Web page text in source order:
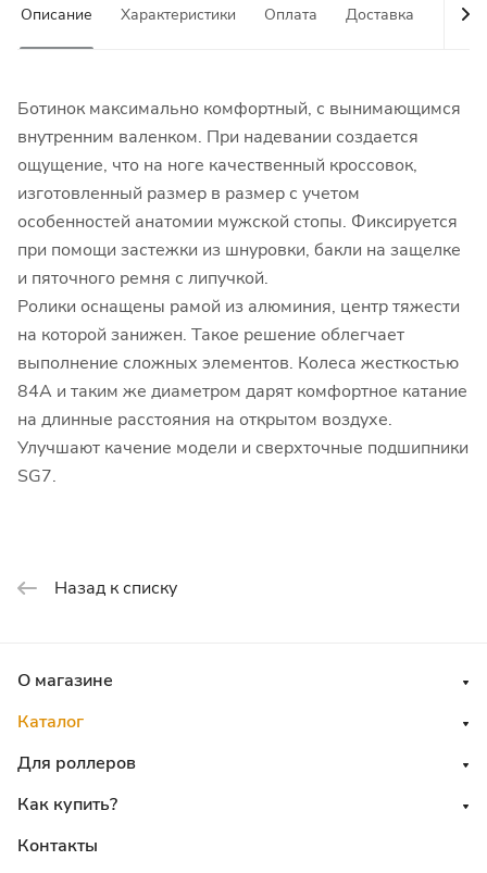
Описание Характеристики Оплата Доставка
Ботинок максимально комфортный, с вынимающимся
внутренним валенком. При надевании создается
ощущение, что на ноге качественный кроссовок,
изготовленный размер в размер с учетом
особенностей анатомии мужской стопы. Фиксируется
при помощи застежки из шнуровки, бакли на защелке
и пяточного ремня с липучкой.
Ролики оснащены рамой из алюминия, центр тяжести
на которой занижен. Такое решение облегчает
выполнение сложных элементов. Колеса жесткостью
84А и таким же диаметром дарят комфортное катание
на длинные расстояния на открытом воздухе.
Улучшают качение модели и сверхточные подшипники
SG7.
Назад к списку
О магазине
Каталог
Для роллеров
Как купить?
Контакты